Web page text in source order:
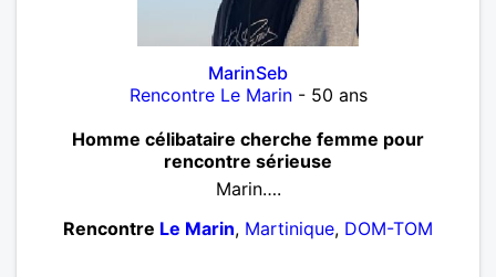
MarinSeb
Rencontre Le Marin- 50 ans
Homme célibataire cherche femme pour
rencontre sérieuse
Marin….
Rencontre Le Marin, Martinique, DOM-TOM